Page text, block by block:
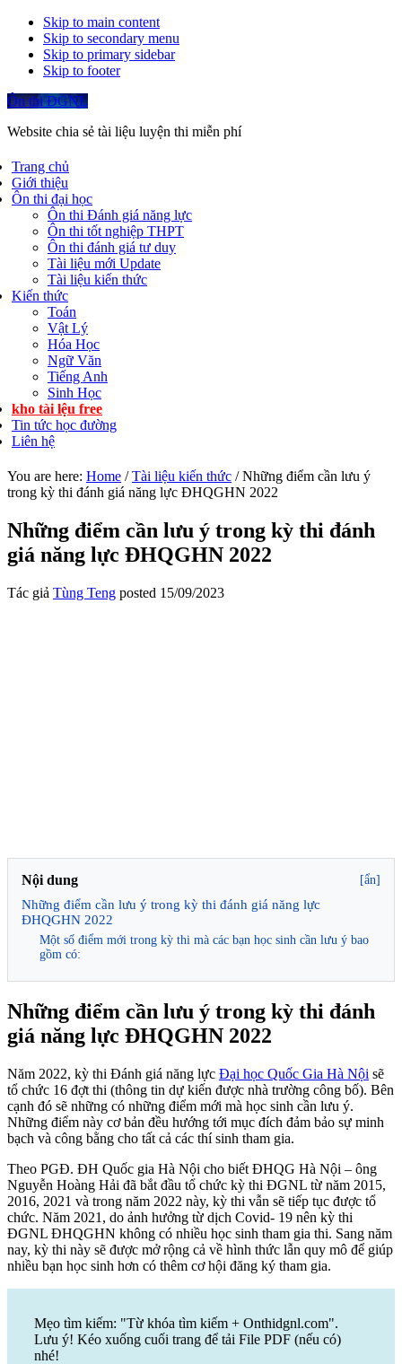
Skip to main content
Skip to secondary menu
Skip to primary sidebar
Skip to footer
Ôn thi ĐGNL
Website chia sẻ tài liệu luyện thi miễn phí
Trang chủ
Giới thiệu
Ôn thi đại học
Ôn thi Đánh giá năng lực
Ôn thi tốt nghiệp THPT
Ôn thi đánh giá tư duy
Tài liệu mới Update
Tài liệu kiến thức
Kiến thức
Toán
Vật Lý
Hóa Học
Ngữ Văn
Tiếng Anh
Sinh Học
kho tài lệu free
Tin tức học đường
Liên hệ
You are here: Home / Tài liệu kiến thức /Những điểm cần lưu ý
trong kỳ thi đánh giá năng lực ĐHQGHN 2022
Những điểm cần lưu ý trong kỳ thi đánh
giá năng lực ĐHQGHN 2022
Tác giả Tùng Teng posted 15/09/2023
Nội dung [ẩn]
Những điểm cần lưu ý trong kỳ thi đánh giá năng lực
ĐHQGHN 2022
Một số điểm mới trong kỳ thi mà các bạn học sinh cần lưu ý bao
gồm có:
Những điểm cần lưu ý trong kỳ thi đánh
giá năng lực ĐHQGHN 2022
Năm 2022, kỳ thi Đánh giá năng lực Đại học Quốc Gia Hà Nội sẽ
tổ chức 16 đợt thi (thông tin dự kiến được nhà trường công bố). Bên
cạnh đó sẽ những có những điểm mới mà học sinh cần lưu ý.
Những điểm này cơ bản đều hướng tới mục đích đảm bảo sự minh
bạch và công bằng cho tất cả các thí sinh tham gia.
Theo PGĐ. ĐH Quốc gia Hà Nội cho biết ĐHQG Hà Nội – ông
Nguyễn Hoàng Hải đã bắt đầu tổ chức kỳ thi ĐGNL từ năm 2015,
2016, 2021 và trong năm 2022 này, kỳ thi vẫn sẽ tiếp tục được tổ
chức. Năm 2021, do ảnh hưởng từ dịch Covid- 19 nên kỳ thi
ĐGNL ĐHQGHN không có nhiều học sinh tham gia thi. Sang năm
nay, kỳ thi này sẽ được mở rộng cả về hình thức lẫn quy mô để giúp
nhiều bạn học sinh hơn có thêm cơ hội đăng ký tham gia.
Mẹo tìm kiếm: "Từ khóa tìm kiếm + Onthidgnl.com".
Lưu ý! Kéo xuống cuối trang để tải File PDF (nếu có)
nhé!